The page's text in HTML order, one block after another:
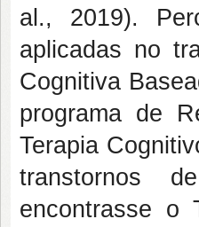
al., 2019).
aplicadas no
Cognitiva
programa de
Terapia
transtornos
encontrasse o